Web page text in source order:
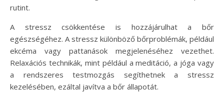
rutint.
A stressz csökkentése is hozzájárulhat a bőr
egészségéhez. A stressz különböző bőrproblémák, például
ekcéma vagy pattanások megjelenéséhez vezethet.
Relaxációs technikák, mint például a meditáció, a jóga vagy
a rendszeres testmozgás segíthetnek a stressz
kezelésében, ezáltal javítva a bőr állapotát.